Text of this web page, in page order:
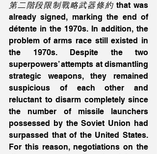
第二階段限制戰略武器條約 that was
already signed, marking the end of
détente in the 1970s. In addition, the
problem of arms race still existed in
the 1970s. Despite the two
superpowers’ attempts at dismantling
strategic weapons, they remained
suspicious of each other and
reluctant to disarm completely since
the number of missile launchers
possessed by the Soviet Union had
surpassed that of the United States.
For this reason, negotiations on the